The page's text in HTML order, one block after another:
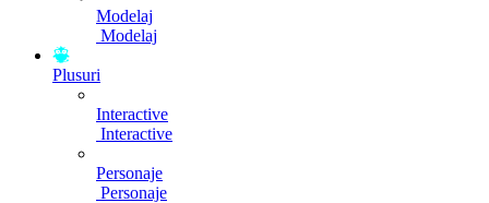
Modelaj
Modelaj
Plusuri
Interactive
Interactive
Personaje
Personaje